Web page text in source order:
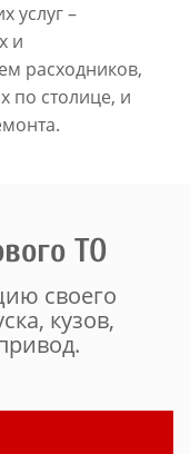
услуг –
и
расходников,
по столице, и
ТО
своего
кузов,